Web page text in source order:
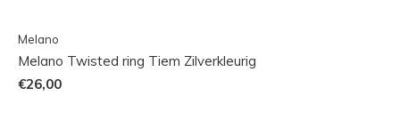
Melano
Melano Twisted ring Tiem Zilverkleurig
€26,00